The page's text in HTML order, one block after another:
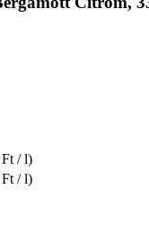
/ l)
/ l)